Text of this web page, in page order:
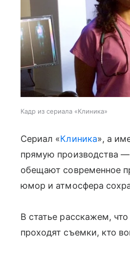
Кадр из сериала «Клиника»
Сериал «Клиника», а
прямую производства —
обещают современное
юмор и атмосфера
В статье расскажем,
проходят съемки, кто